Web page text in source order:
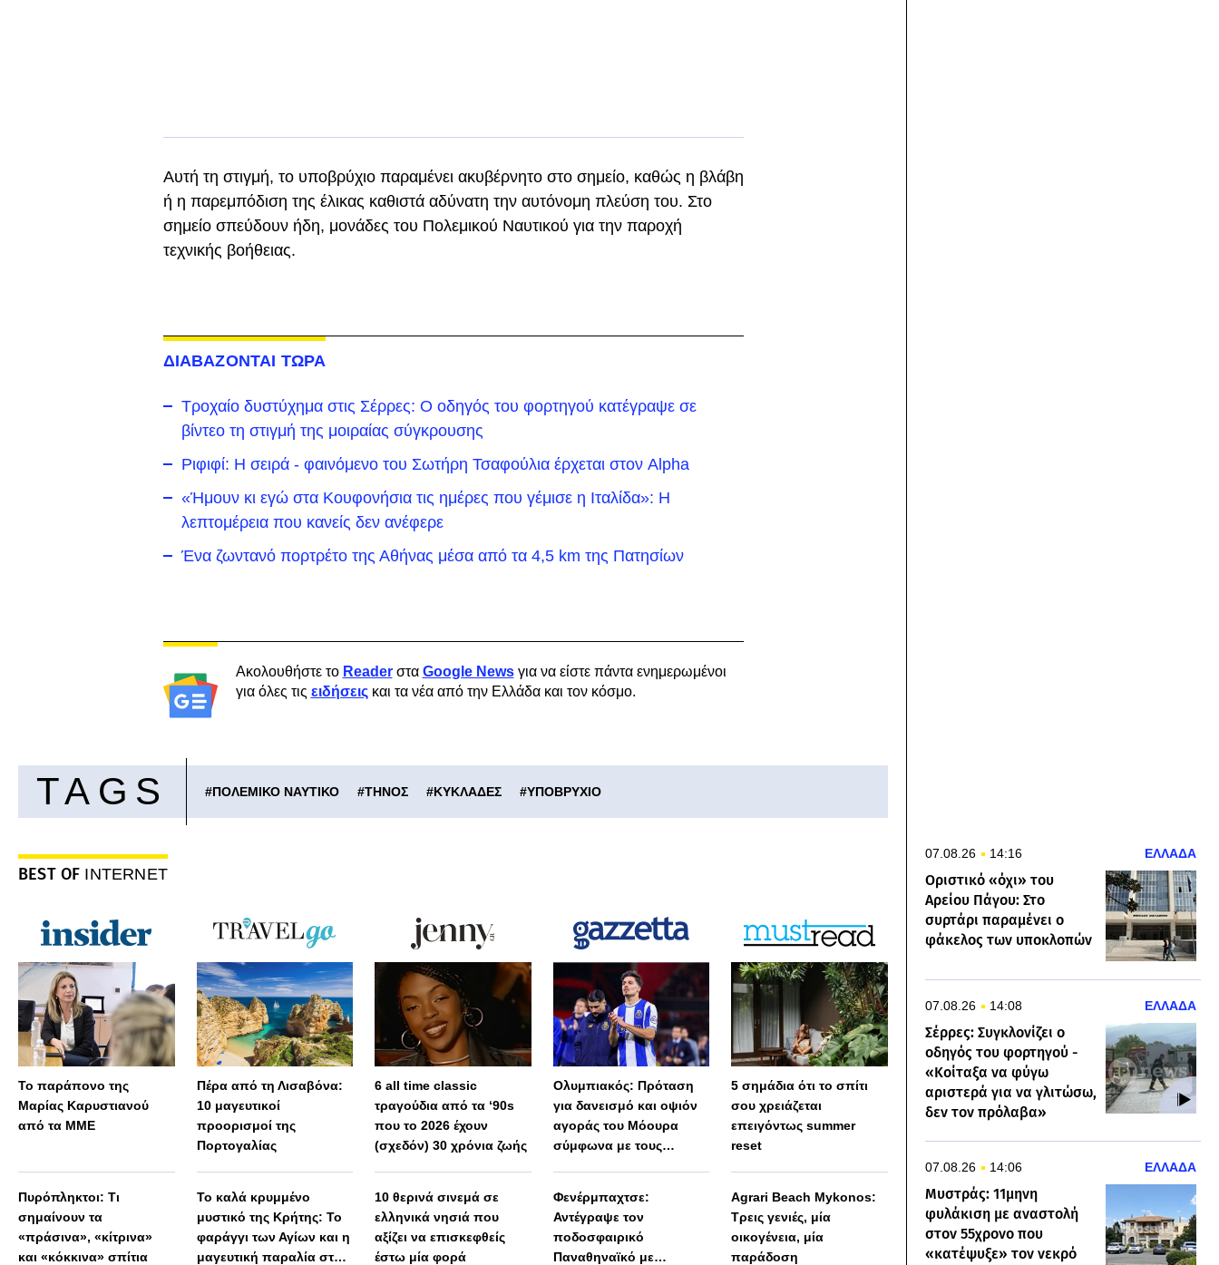
Αυτή τη στιγμή, το υποβρύχιο παραμένει ακυβέρνητο στο σημείο, καθώς η βλάβη
ή η παρεμπόδιση της έλικας καθιστά αδύνατη την αυτόνομη πλεύση του. Στο
σημείο σπεύδουν ήδη, μονάδες του Πολεμικού Ναυτικού για την παροχή
τεχνικής βοήθειας.
ΔΙΑΒΑΖΟΝΤΑΙ ΤΩΡΑ
Τροχαίο δυστύχημα στις Σέρρες: Ο οδηγός του φορτηγού κατέγραψε σε
βίντεο τη στιγμή της μοιραίας σύγκρουσης
Ριφιφί: Η σειρά - φαινόμενο του Σωτήρη Τσαφούλια έρχεται στον Alpha
«Ήμουν κι εγώ στα Κουφονήσια τις ημέρες που γέμισε η Ιταλίδα»: Η
λεπτομέρεια που κανείς δεν ανέφερε
Ένα ζωντανό πορτρέτο της Αθήνας μέσα από τα 4,5 km της Πατησίων
Ακολουθήστε το Readerστα Google Newsγια να είστε πάντα ενημερωμένοι
για όλες τις ειδήσειςκαι τα νέα από την Ελλάδα και τον κόσμο.
TAGS #ΠΟΛΕΜΙΚΟ ΝΑΥΤΙΚΟ #ΤΗΝΟΣ #ΚΥΚΛΑΔΕΣ #ΥΠΟΒΡΥΧΙΟ
BEST OF INTERNET
Το παράπονο της
Μαρίας Καρυστιανού
από τα ΜΜΕ
Πυρόπληκτοι: Τι
σημαίνουν τα
«πράσινα», «κίτρινα»
και «κόκκινα» σπίτια
Πέρα από τη Λισαβόνα:
10 μαγευτικοί
προορισμοί της
Πορτογαλίας
Το καλά κρυμμένο
μυστικό της Κρήτης: Το
φαράγγι των Αγίων και η
μαγευτική παραλία στο
6 all time classic
τραγούδια από τα ‘90s
που το 2026 έχουν
(σχεδόν) 30 χρόνια ζωής
10 θερινά σινεμά σε
ελληνικά νησιά που
αξίζει να επισκεφθείς
έστω μία φορά
Ολυμπιακός: Πρόταση
για δανεισμό και οψιόν
αγοράς του Μόουρα
σύμφωνα με τους
Φενέρμπαχτσε:
Αντέγραψε τον
ποδοσφαιρικό
Παναθηναϊκό με
5 σημάδια ότι το σπίτι
σου χρειάζεται
επειγόντως summer
reset
Agrari Beach Mykonos:
Τρεις γενιές, μία
οικογένεια, μία
παράδοση
07.08.26 14:16 ΕΛΛΑΔΑ
Οριστικό «όχι» του
Αρείου Πάγου: Στο
συρτάρι παραμένει ο
φάκελος των υποκλοπών
07.08.26 14:08 ΕΛΛΑΔΑ
Σέρρες: Συγκλονίζει ο
οδηγός του φορτηγού -
«Κοίταξα να φύγω
αριστερά για να γλιτώσω,
δεν τον πρόλαβα»
07.08.26 14:06 ΕΛΛΑΔΑ
Μυστράς: 11μηνη
φυλάκιση με αναστολή
στον 55χρονο που
«κατέψυξε» τον νεκρό